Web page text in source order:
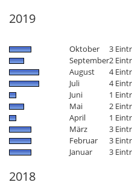
2019
Oktober 3
September2
August
4
Juli
4
Juni
1
Mai
2
April
1
März
3
Februar
3
Januar
3
2018